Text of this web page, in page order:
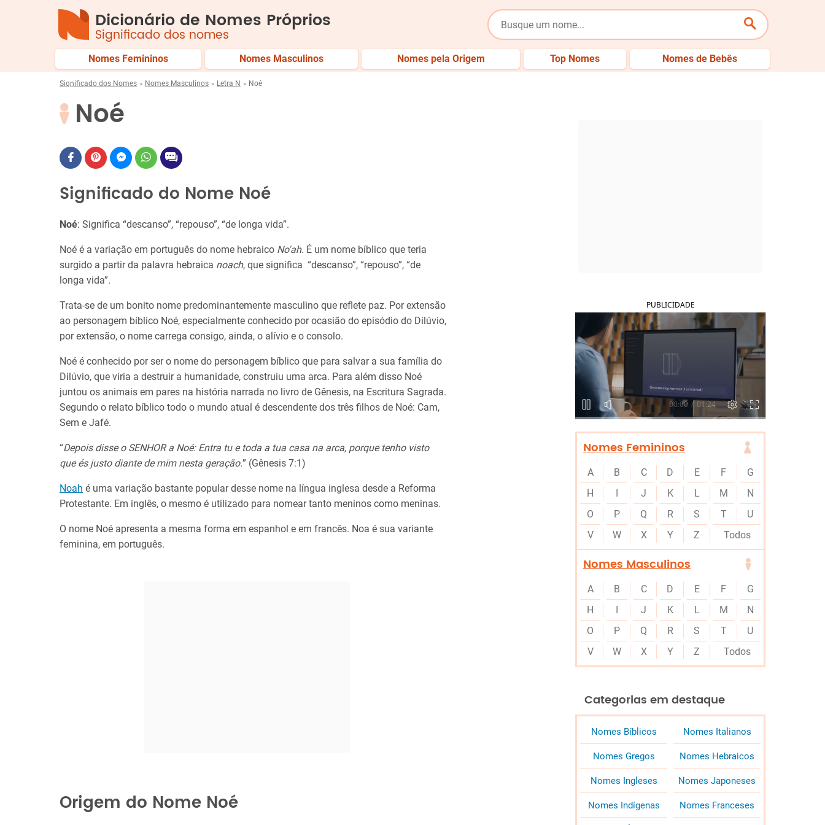
Dicionário de Nomes Próprios
Significado dos nomes
Nomes Femininos Nomes Masculinos Nomes pela Origem Top Nomes Nomes de Bebês
Significado dos Nomes Nomes Masculinos Letra N Noé
Noé
Significado do Nome Noé
Noé: Significa “descanso”, “repouso”, “de longa vida”.
Noé é a variação em português do nome hebraico No'ah. É um nome bíblico que teria
surgido a partir da palavra hebraica noach, que significa “descanso”, “repouso”, “de
longa vida”.
Trata-se de um bonito nome predominantemente masculino que reflete paz. Por extensão
ao personagem bíblico Noé, especialmente conhecido por ocasião do episódio do Dilúvio,
por extensão, o nome carrega consigo, ainda, o alívio e o consolo.
Noé é conhecido por ser o nome do personagem bíblico que para salvar a sua família do
Dilúvio, que viria a destruir a humanidade, construiu uma arca. Para além disso Noé
juntou os animais em pares na história narrada no livro de Gênesis, na Escritura Sagrada.
Segundo o relato bíblico todo o mundo atual é descendente dos três filhos de Noé: Cam,
Sem e Jafé.
“Depois disse o SENHOR a Noé: Entra tu e toda a tua casa na arca, porque tenho visto
que és justo diante de mim nesta geração.” (Gênesis 7:1)
Noah é uma variação bastante popular desse nome na língua inglesa desde a Reforma
Protestante. Em inglês, o mesmo é utilizado para nomear tanto meninos como meninas.
O nome Noé apresenta a mesma forma em espanhol e em francês. Noa é sua variante
feminina, em português.
Origem do Nome Noé
PUBLICIDADE
Nomes Femininos
A B C D E F
G
H
I J K L M
N
O
P Q R S T
U
V
W X Y Z Todos
Nomes Masculinos
A B C D E F
G
H
I J K L M
N
O
P Q R S T
U
V
W X Y Z Todos
Categorias em destaque
Nomes Bíblicos Nomes Italianos
Nomes Gregos Nomes Hebraicos
Nomes Ingleses Nomes Japoneses
Nomes Indígenas Nomes Franceses